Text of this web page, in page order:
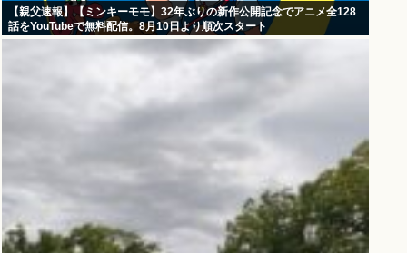
【親父速報】【ミンキーモモ】32年ぶりの新作公開記念でアニメ全128
話をYouTubeで無料配信。8月10日より順次スタート